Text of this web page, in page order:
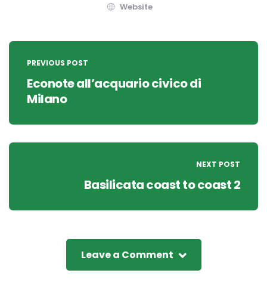
Website
Post
navigation
PREVIOUS POST
Econote all’acquario civico di
Milano
NEXT POST
Basilicata coast to coast 2
Leave a Comment